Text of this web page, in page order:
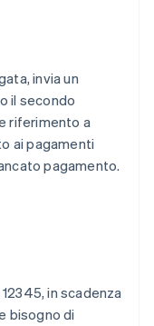
invia un
il secondo
riferimento a
ai pagamenti
pagamento.
in scadenza
bisogno di